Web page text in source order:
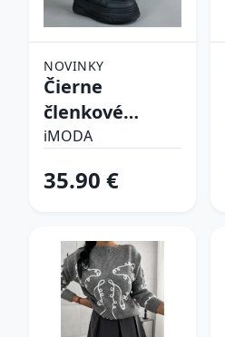
NOVINKY
Čierne
členkové
zateplené
iMODA
35.90 €